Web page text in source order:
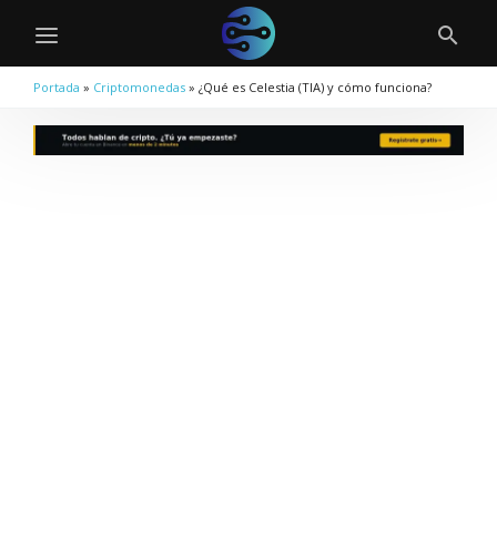
Portada » Criptomonedas » ¿Qué es Celestia (TIA) y cómo funciona?